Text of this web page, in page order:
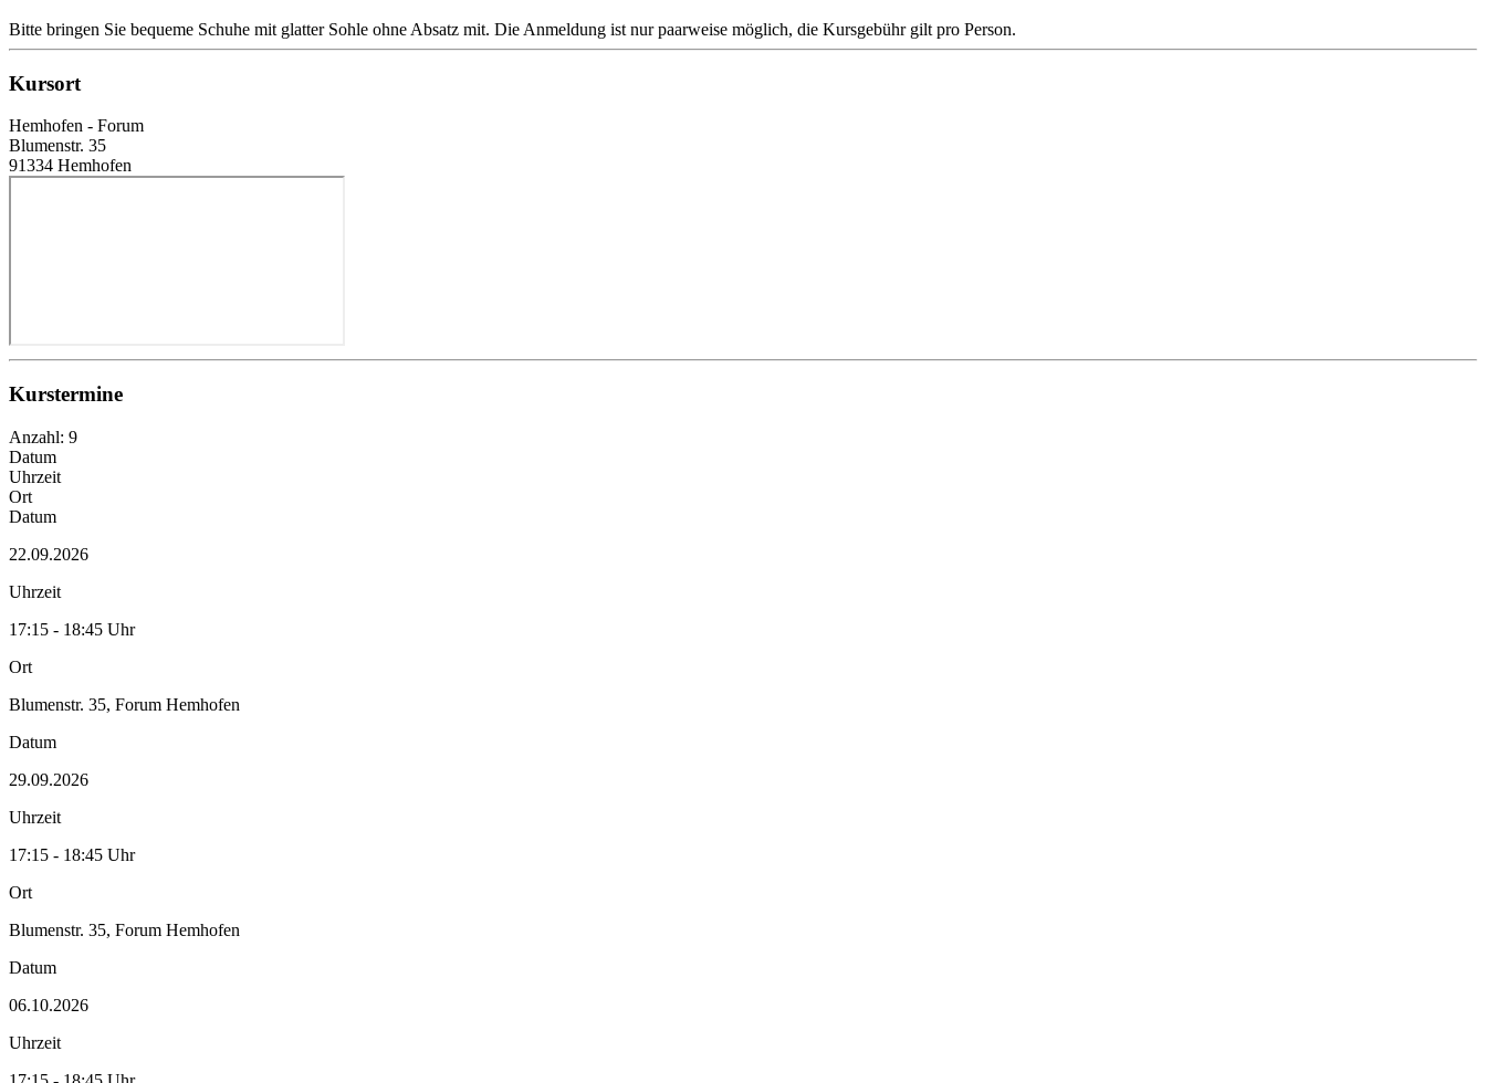
Bitte bringen Sie bequeme Schuhe mit glatter Sohle ohne Absatz mit. Die Anmeldung ist nur paarweise möglich, die Kursgebühr gilt pro Person.
Kursort
Hemhofen - Forum
Blumenstr. 35
91334 Hemhofen
Kurstermine
Anzahl: 9
Datum
Uhrzeit
Ort
Datum
22.09.2026
Uhrzeit
17:15 - 18:45 Uhr
Ort
Blumenstr. 35, Forum Hemhofen
Datum
29.09.2026
Uhrzeit
17:15 - 18:45 Uhr
Ort
Blumenstr. 35, Forum Hemhofen
Datum
06.10.2026
Uhrzeit